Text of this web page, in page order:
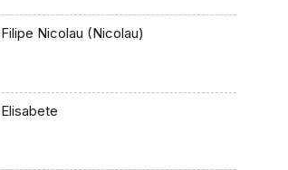
Filipe Nicolau (Nicolau)
Elisabete